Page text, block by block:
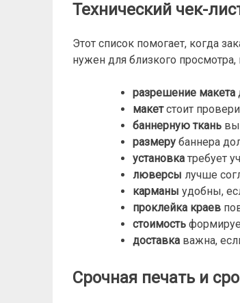
Технический чек-
Этот список помогает, когда
нужен для близкого
разрешение макета
макетстоит
баннерную ткань
размерубаннера
установкатребует
люверсы лучше
карманы удобны,
проклейка краев
стоимость
доставкаважна,
Срочная печать и